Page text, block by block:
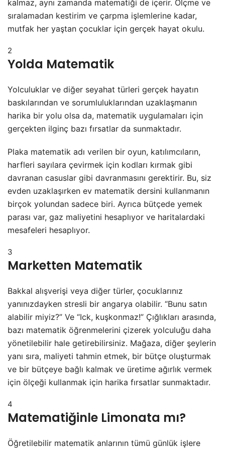
kalmaz, aynı zamanda matematiği de içerir. Ölçme ve
sıralamadan kestirim ve çarpma işlemlerine kadar,
mutfak her yaştan çocuklar için gerçek hayat okulu.
2
Yolda Matematik
Yolculuklar ve diğer seyahat türleri gerçek hayatın
baskılarından ve sorumluluklarından uzaklaşmanın
harika bir yolu olsa da, matematik uygulamaları için
gerçekten ilginç bazı fırsatlar da sunmaktadır.
Plaka matematik adı verilen bir oyun, katılımcıların,
harfleri sayılara çevirmek için kodları kırmak gibi
davranan casuslar gibi davranmasını gerektirir. Bu, siz
evden uzaklaşırken ev matematik dersini kullanmanın
birçok yolundan sadece biri. Ayrıca bütçede yemek
parası var, gaz maliyetini hesaplıyor ve haritalardaki
mesafeleri hesaplıyor.
3
Marketten Matematik
Bakkal alışverişi veya diğer türler, çocuklarınız
yanınızdayken stresli bir angarya olabilir. “Bunu satın
alabilir miyiz?” Ve “Ick, kuşkonmaz!” Çığlıkları arasında,
bazı matematik öğrenmelerini çizerek yolculuğu daha
yönetilebilir hale getirebilirsiniz. Mağaza, diğer şeylerin
yanı sıra, maliyeti tahmin etmek, bir bütçe oluşturmak
ve bir bütçeye bağlı kalmak ve üretime ağırlık vermek
için ölçeği kullanmak için harika fırsatlar sunmaktadır.
4
Matematiğinle Limonata mı?
Öğretilebilir matematik anlarının tümü günlük işlere